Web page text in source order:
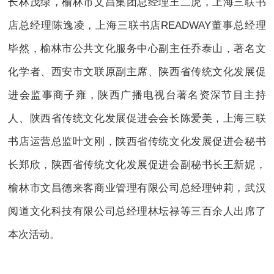
店总经理陈逸凌，上海三联书店READWAY董事总经理
毕然，榆林市公共文化服务中心副主任乔泰山，著名文
化学者、西安市文联原副主席、陕西省传统文化发展促
进会监事商子雍，陕西广播电视台著名资深节目主持
人、陕西省传统文化发展促进会会长陈爱美，上海三联
书店运营总监叶文刚，陕西省传统文化发展促进会秘书
长郑欣，陕西省传统文化发展促进会副秘书长王新妮，
榆林市文昌德来客商业管理有限公司总经理钟莉，武汉
阅道文化科技有限公司总经理林坛禄等三百余人出席了
本次活动。